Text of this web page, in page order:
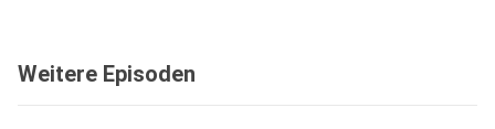
n/
Weitere Episoden